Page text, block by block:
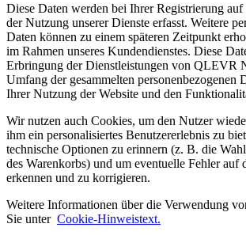
Diese Daten werden bei Ihrer Registrierung auf
der Nutzung unserer Dienste erfasst. Weitere
Daten können zu einem späteren Zeitpunkt
im Rahmen unseres Kundendienstes. Diese
Erbringung der Dienstleistungen von QLEVR
Umfang der gesammelten personenbezogenen
Ihrer Nutzung der Website und den
Wir nutzen auch Cookies, um den Nutzer
ihm ein personalisiertes Benutzererlebnis zu
technische Optionen zu erinnern (z. B. die
des Warenkorbs) und um eventuelle Fehler auf
erkennen und zu korrigieren.
Weitere Informationen über die Verwendung
Sie unter Cookie-Hinweistext.